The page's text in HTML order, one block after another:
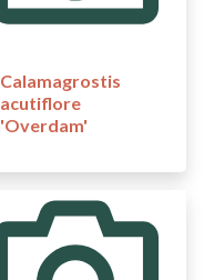
Calamagrostis
acutiflore
'Overdam'